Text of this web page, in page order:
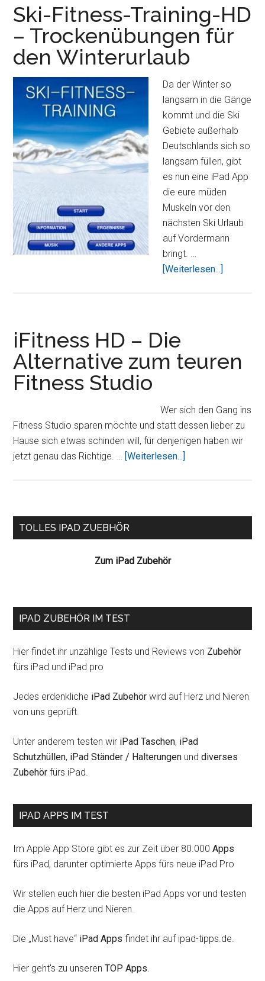
–
tägliches
Training
für
Bauchmuskeln
Ski-Fitness-Training-HD
– Trockenübungen für
den Winterurlaub
Da der Winter so
langsam in die Gänge
kommt und die Ski
Gebiete außerhalb
Deutschlands sich so
langsam füllen, gibt
es nun eine iPad App
die eure müden
Muskeln vor den
nächsten Ski Urlaub
auf Vordermann
bringt. …
[Weiterlesen...]
für
iFitness HD – Die
Alternative zum teuren
Fitness Studio
Wer sich den Gang ins
Fitness Studio sparen möchte und statt dessen lieber zu
Hause sich etwas schinden will, für denjenigen haben wir
jetzt genau das Richtige. … [Weiterlesen...]
Alternative
Seitenspalte
TOLLES IPAD ZUEBHÖR
Zum iPad Zubehör
IPAD ZUBEHÖR IM TEST
Hier findet ihr unzählige Tests und Reviews von Zubehör
fürs iPad und iPad pro
Jedes erdenkliche iPad Zubehör wird auf Herz und Nieren
von uns geprüft.
Unter anderem testen wir iPad Taschen, iPad
Schutzhüllen, iPad Ständer / Halterungen unddiverses
Zubehör fürs iPad.
IPAD APPS IM TEST
Im Apple App Store gibt es zur Zeit über 80.000Apps
fürs iPad, darunter optimierte Apps fürs neue iPad Pro
Wir stellen euch hier die besten iPad Apps vor und testen
die Apps auf Herz und Nieren.
Die „Must have“ iPad Apps findet ihr auf ipad-tipps.de.
Hier geht's zu unserenTOP Apps.